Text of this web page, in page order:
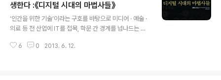
었다. 전략을 확인하고 다음 조치를 상세히 설명하고 나면
전략가의 할 일은 끝난다. 이후 할 일은 계획을 실행하고 기
업이 확보한 지속 가능한 경쟁우위를 확보하는 일뿐이다.
전략이 목적이나 해결책이 아니다. 전략은 해결되고 조정
되어야 할 무제가 아니다. 그것은 하나의 여정이다. 전략은
생한다 :《디지털 시대의 마법사들》
‘인간을 위한 기술’이라는 구호를 바탕으로 미디어 · 예술 ·
의료 등 전 산업에 IT를 접목, 학문 간 경계를 넘나드는 획
융합 기술연구소. ‘MIT 미디어랩’을 설명하는 것이다. 1개
6 0 2013. 6. 12.